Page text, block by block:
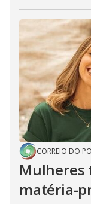
CORREIO DO
Mulheres
matéria-